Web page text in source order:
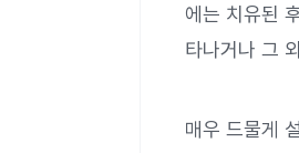
에는 치유된
타나거나 그
매우 드물게